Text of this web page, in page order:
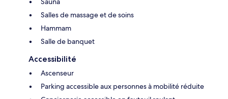
Salles de massage et de soins
Hammam
Salle de banquet
Accessibilité
Ascenseur
Parking accessible aux personnes à mobilité réduite